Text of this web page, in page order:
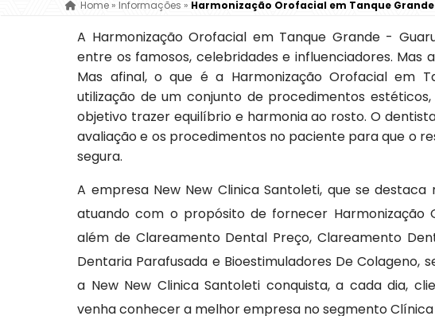
Home»Informações » Harmonização Orofacial em Tanque
A Harmonização Orofacial em Tanque Grande -
entre os famosos, celebridades e influenciadores.
Mas afinal, o que é a Harmonização Orofacial em
utilização de um conjunto de procedimentos
objetivo trazer equilíbrio e harmonia ao rosto. O
avaliação e os procedimentos no paciente para que o
segura.
A empresa New New Clinica Santoleti, que se
atuando com o propósito de fornecer Harmonização
além de Clareamento Dental Preço, Clareamento
Dentaria Parafusada e Bioestimuladores De
a New New Clinica Santoleti conquista, a cada dia,
venha conhecer a melhor empresa no segmento